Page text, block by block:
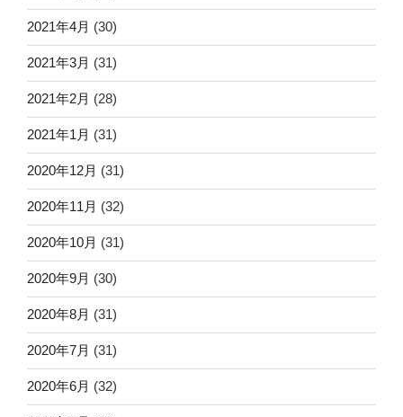
2021年4月 (30)
2021年3月 (31)
2021年2月 (28)
2021年1月 (31)
2020年12月 (31)
2020年11月 (32)
2020年10月 (31)
2020年9月 (30)
2020年8月 (31)
2020年7月 (31)
2020年6月 (32)